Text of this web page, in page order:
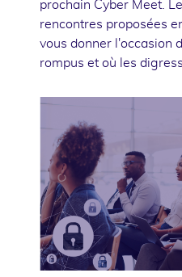
prochain Cyber Meet.
rencontres proposées
vous donner l'occasion
rompus et où les